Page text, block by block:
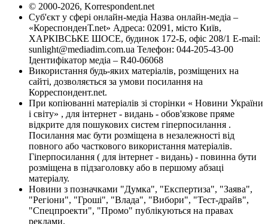
© 2000-2026, Korrespondent.net
Суб'єкт у сфері онлайн-медіа Назва онлайн-медіа –
«КореспонденТ.net» Адреса: 02091, місто Київ,
ХАРКІВСЬКЕ ШОСЕ, будинок 172-Б, офіс 208/1 E-mail:
sunlight@mediadim.com.ua Телефон: 044-205-43-00
Ідентифікатор медіа – R40-06068
Використання будь-яких матеріалів, розміщених на
сайті, дозволяється за умови посилання на
Корреспондент.net.
При копіюванні матеріалів зі сторінки « Новини України
і світу» , для інтернет - видань - обов'язкове пряме
відкрите для пошукових систем гіперпосилання .
Посилання має бути розміщена в незалежності від
повного або часткового використання матеріалів.
Гіперпосилання ( для інтернет - видань) - повинна бути
розміщена в підзаголовку або в першому абзаці
матеріалу.
Новини з позначками "Думка", "Експертиза", "Заява",
"Регіони", "Гроші", "Влада", "Вибори", "Тест-драйв",
"Спецпроекти", "Промо" публікуються на правах
реклами.